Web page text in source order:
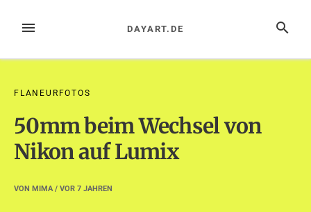
InhaltMENÜ SUCHE
DAYART.DE
FLANEURFOTOS
50mm beim Wechsel von
Nikon auf Lumix
VON MIMA/ VOR 7 JAHREN